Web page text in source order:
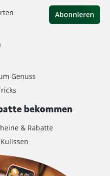
Abonnieren
Genuss
bekommen
& Rabatte